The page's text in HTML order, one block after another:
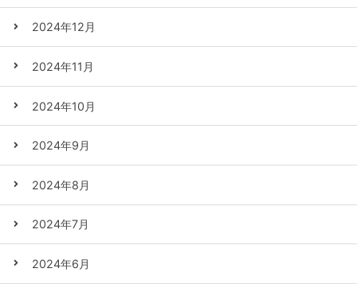
2024年12月
2024年11月
2024年10月
2024年9月
2024年8月
2024年7月
2024年6月